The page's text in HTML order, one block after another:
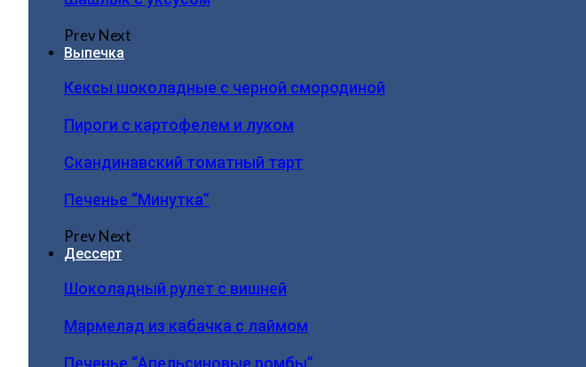
PrevNext
Выпечка
Кексы шоколадные с черной смородиной
Пироги c картофелем и луком
Скандинавский томатный тарт
Печенье “Минутка”
PrevNext
Дессерт
Шоколадный рулет с вишней
Мармелад из кабачка с лаймом
Печенье “Апельсиновые ромбы”